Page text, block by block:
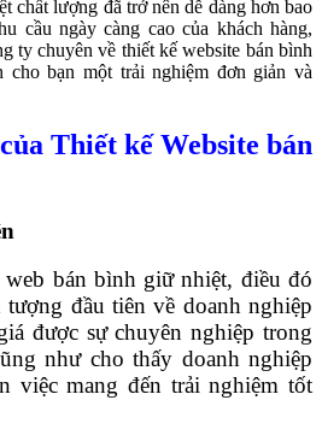
chất lượng đã trở nên dễ dàng hơn bao
cầu ngày càng cao của khách hàng,
ty chuyên về thiết kế website bán bình
bạn một trải nghiệm đơn giản và
Thiết kế Website bán
bán bình giữ nhiệt, điều đó
đầu tiên về doanh nghiệp
được sự chuyên nghiệp trong
như cho thấy doanh nghiệp
việc mang đến trải nghiệm tốt